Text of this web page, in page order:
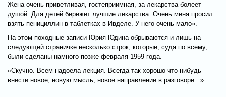
Жена очень приветливая, гостеприимная, за лекарства болеет
душой. Для детей бережет лучшие лекарства. Очень меня просил
взять пенициллин в таблетках в Ивделе. У него очень мало».
На этом походные записи Юрия Юдина обрываются и лишь на
следующей страничке несколько строк, которые, судя по всему,
были сделаны намного позже февраля 1959 года.
«Скучно. Всем надоела лекция. Всегда так хорошо что-нибудь
внести новое, новую мысль, новое направление в разговоре...».